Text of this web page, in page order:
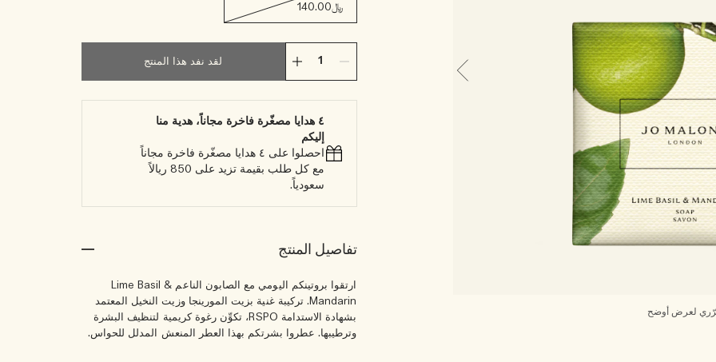
لعرض أوضح
﷼140.00
لقد نفد هذا المنتج
٤ هدايا مصغّرة فاخرة مجاناً، هدية منا
إليكم
احصلوا على ٤ هدايا مصغّرة فاخرة مجاناً
مع كل طلب بقيمة تزيد على 850 ريالاً
سعودياً.
تفاصيل المنتج
ارتقوا بروتينكم اليومي مع الصابون الناعم Lime Basil &
Mandarin. تركيبة غنية بزيت المورينجا وزيت النخيل المعتمد
بشهادة الاستدامة RSPO، تكوِّن رغوة كريمية لتنظيف البشرة
وترطيبها. عطروا بشرتكم بهذا العطر المنعش المدلل للحواس.